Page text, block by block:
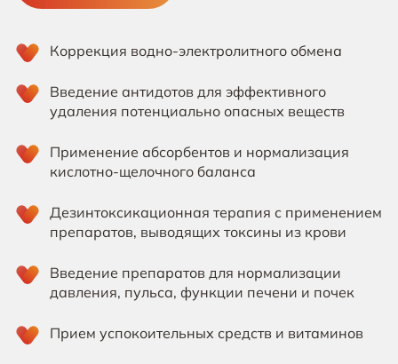
Коррекция водно-электролитного обмена
Введение антидотов для эффективного
удаления потенциально опасных веществ
Применение абсорбентов и нормализация
кислотно-щелочного баланса
Дезинтоксикационная терапия с применением
препаратов, выводящих токсины из крови
Введение препаратов для нормализации
давления, пульса, функции печени и почек
Прием успокоительных средств и витаминов